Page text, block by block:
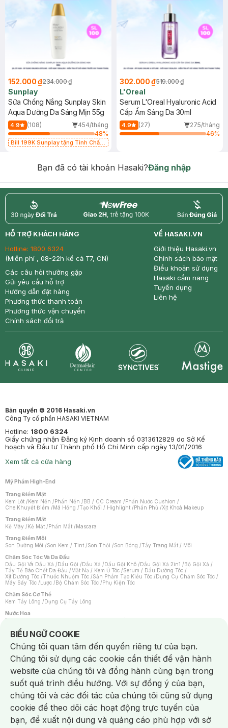
152.000 ₫234.000 ₫
Sunplay
Sữa Chống Nắng Sunplay Skin
Aqua Dưỡng Da Sáng Mịn 55g
4.9 (108)
454/tháng
48%
Bill 199K Sunplay tặng Tinh Chất
302.000 ₫519.000 ₫
L'Oreal
Serum L'Oreal Hyaluronic Acid
Cấp Ẩm Sáng Da 30ml
4.9 (27)
275/tháng
46%
Bạn đã có tài khoản Hasaki?Đăng nhập
return nowfree price
HỖ TRỢ KHÁCH HÀNG
Hotline: 1800 6324
(Miễn phí , 08-22h kể cả T7, CN)
Các câu hỏi thường gặp
Gửi yêu cầu hỗ trợ
Hướng dẫn đặt hàng
Phương thức thanh toán
Phương thức vận chuyển
Chính sách đổi trả
VỀ HASAKI.VN
Giới thiệu Hasaki.vn
Chính sách bảo mật
Điều khoản sử dụng
Hasaki cẩm nang
Tuyển dụng
Liên hệ
Bản quyền © 2016 Hasaki.vn
Công Ty cổ phần HASAKI VIETNAM
Hotline: 1800 6324
Giấy chứng nhận Đăng ký Kinh doanh số 0313612829 do Sở Kế
hoạch và Đầu tư Thành phố Hồ Chí Minh cấp ngày 13/01/2016
Xem tất cả cửa hàng
Mỹ Phẩm High-End
Trang Điểm Mặt
Kem Lót /Kem Nền /Phấn Nền /BB / CC Cream /Phấn Nước Cushion /
Che Khuyết Điểm /Má Hồng /Tạo Khối / Highlight /Phấn Phủ /Xịt Khoá Makeup
Trang Điểm Mắt
Kẻ Mày /Kẻ Mắt /Phấn Mắt /Mascara
Trang Điểm Môi
Son Dưỡng Môi /Son Kem / Tint /Son Thỏi /Son Bóng /Tẩy Trang Mắt / Môi
Chăm Sóc Tóc Và Da Đầu
Dầu Gội Và Dầu Xả /Dầu Gội /Dầu Xả /Dầu Gội Khô /Dầu Gội Xả 2in1 /Bộ Gội Xả /
Tẩy Tế Bào Chết Da Đầu /Mặt Nạ / Kem Ủ Tóc /Serum / Dầu Dưỡng Tóc /
Xịt Dưỡng Tóc /Thuốc Nhuộm Tóc /Sản Phẩm Tạo Kiểu Tóc /Dụng Cụ Chăm Sóc Tóc /
Máy Sấy Tóc /Lược /Bộ Chăm Sóc Tóc /Phụ Kiện Tóc
Chăm Sóc Cơ Thể
Kem Tẩy Lông /Dụng Cụ Tẩy Lông
Nước Hoa
Nước Hoa Nữ
Chăm Sóc Cá Nhân
Chống Muỗi /Khẩu Trang /Máy Massage/Mặt Nạ Xông Hơi /Nước Rửa Tay/
Sản Phẩm Chăm Sóc Khác /Bàn Chải Đánh Răng /Bàn Chải Điện/
Hỗ Trợ Trắng Răng/Kem Đánh Răng /Máy Tăm Nước/ Nước Súc Miệng/
Tăm / Chỉ Nha Khoa/ Xịt Thơm Miệng / Dung Dịch Vệ Sinh/Dưỡng Vùng Kín/
Khăn Ướt Vệ Sinh Vùng Kín/Băng Vệ Sinh/Tampon/Bọt Cạo Râu /Dao Cạo Râu/
Máy Cạo Râu
Vấn Đề Về Da
Da Dầu / Lỗ Chân Lông To/ Da Khô / Mất Nước/ Da Lão Hóa/ Da Mụn/
Da Nhạy Cảm / Kích Ứng
Da Xỉn Màu Thâm / Nám / Tàn Nhang
Quầng Thâm & Bọng Mắt /Sẹo /Viêm Da Cơ Địa
Dụng Cụ / Phụ Kiện Chăm Sóc Da
Bông Tẩy Trang
Khăn Lau Mặt Khô Dụng Cụ / Máy Rửa Mặt Máy Chăm Sóc Da
BIỂU NGỮ COOKIE
Notice about cookies usage
Chúng tôi quan tâm đến quyền riêng tư của bạn.
Chúng tôi sử dụng các cookie cần thiết để vận hành
website của chúng tôi và đồng hành cùng bạn trong
suốt quá trình điều hướng. Với sự đồng ý của bạn,
chúng tôi và các đối tác của chúng tôi cũng sử dụng
cookie để theo dõi các hoạt động trực tuyến của
bạn, đề xuất nội dung và quảng cáo phù hợp với sở